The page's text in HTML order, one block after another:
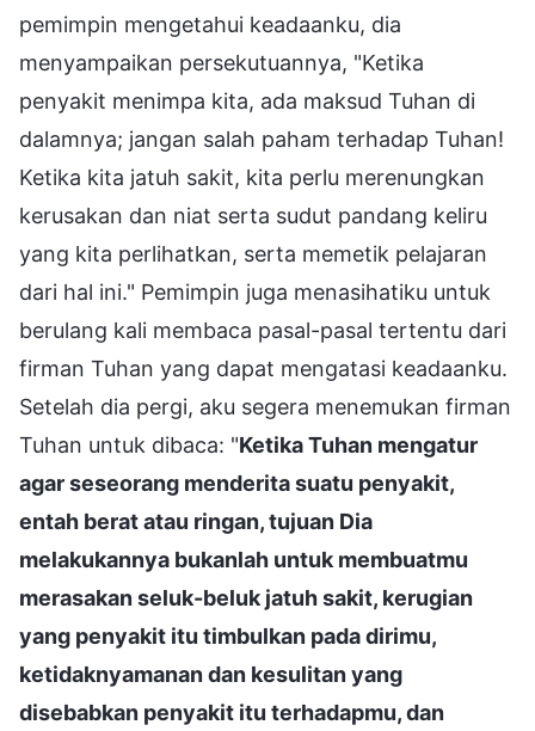
pemimpin mengetahui keadaanku, dia
menyampaikan persekutuannya, "Ketika
penyakit menimpa kita, ada maksud Tuhan di
dalamnya; jangan salah paham terhadap Tuhan!
Ketika kita jatuh sakit, kita perlu merenungkan
kerusakan dan niat serta sudut pandang keliru
yang kita perlihatkan, serta memetik pelajaran
dari hal ini." Pemimpin juga menasihatiku untuk
berulang kali membaca pasal-pasal tertentu dari
firman Tuhan yang dapat mengatasi keadaanku.
Setelah dia pergi, aku segera menemukan firman
Tuhan untuk dibaca: "Ketika Tuhan mengatur
agar seseorang menderita suatu penyakit,
entah berat atau ringan, tujuan Dia
melakukannya bukanlah untuk membuatmu
merasakan seluk-beluk jatuh sakit, kerugian
yang penyakit itu timbulkan pada dirimu,
ketidaknyamanan dan kesulitan yang
disebabkan penyakit itu terhadapmu, dan